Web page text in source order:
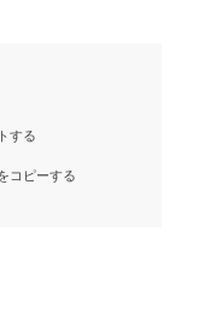
する
コピーする